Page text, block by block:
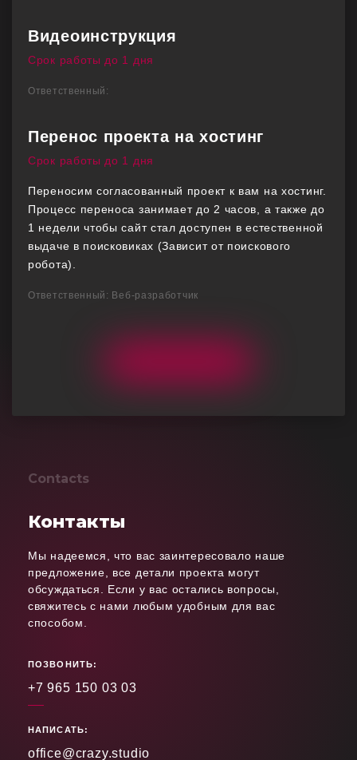
Видеоинструкция
Срок работы до 1 дня
Ответственный:
Перенос проекта на хостинг
Срок работы до 1 дня
Переносим согласованный проект к вам на хостинг.
Процесс переноса занимает до 2 часов, а также до
1 недели чтобы сайт стал доступен в естественной
выдаче в поисковиках (Зависит от поискового
робота).
Ответственный: Веб-разработчик
Contacts
Контакты
Мы надеемся, что вас заинтересовало наше
предложение, все детали проекта могут
обсуждаться. Если у вас остались вопросы,
свяжитесь с нами любым удобным для вас
способом.
ПОЗВОНИТЬ:
+7 965 150 03 03
НАПИСАТЬ:
office@crazy.studio